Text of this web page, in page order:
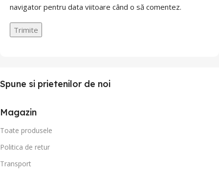
navigator pentru data viitoare când o să comentez.
Spune si prietenilor de noi
Magazin
Toate produsele
Politica de retur
Transport